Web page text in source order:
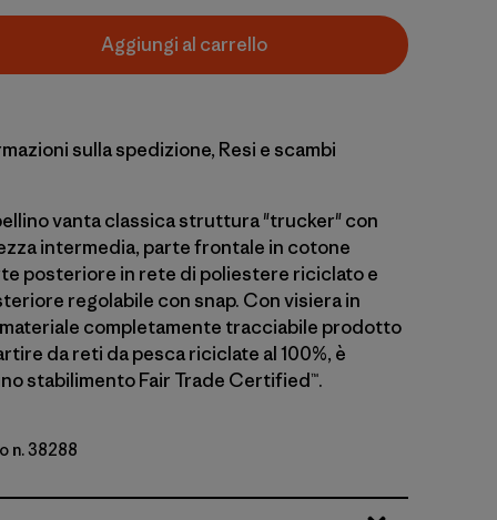
Aggiungi al carrello
sulla spedizione, Resi e scambi
vanta classica struttura "trucker" con
intermedia, parte frontale in cotone
posteriore in rete di poliestere riciclato e
regolabile con snap. Con visiera in
materiale completamente tracciabile prodotto
da reti da pesca riciclate al 100%, è
stabilimento Fair Trade Certified™.
n. 38288